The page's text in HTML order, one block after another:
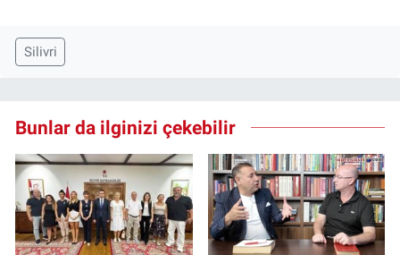
Silivri
Bunlar da ilginizi çekebilir